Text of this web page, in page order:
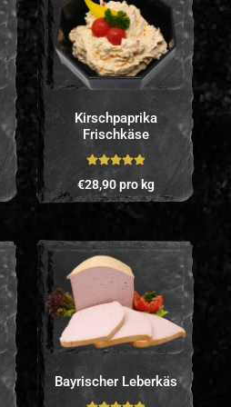
Kirschpaprika
Frischkäse
Bewertet mit
5.00von 5
€28,90pro kg
Bayrischer Leberkäs